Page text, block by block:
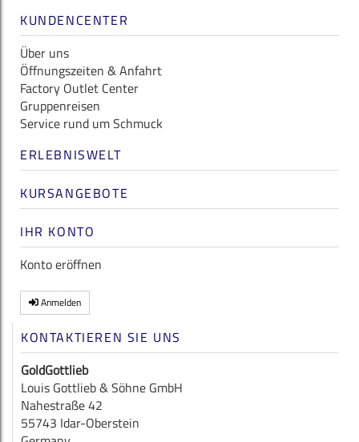
KUNDENCENTER
Über uns
Öffnungszeiten & Anfahrt
Factory Outlet Center
Gruppenreisen
Service rund um Schmuck
ERLEBNISWELT
KURSANGEBOTE
IHR KONTO
Konto eröffnen
Anmelden
KONTAKTIEREN SIE UNS
GoldGottlieb
Louis Gottlieb & Söhne GmbH
Nahestraße 42
55743 Idar-Oberstein